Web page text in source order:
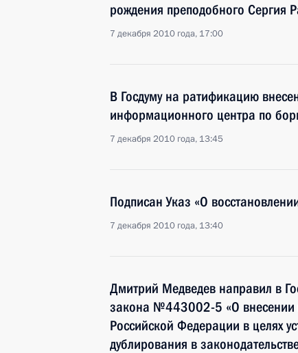
рождения преподобного Сергия
7 декабря 2010 года, 17:00
В Госдуму на ратификацию
информационного центра по
7 декабря 2010 года, 13:45
Подписан Указ «О
7 декабря 2010 года, 13:40
Дмитрий Медведев направил в
закона №443002-5 «О внесении
Российской Федерации в целях
дублирования в